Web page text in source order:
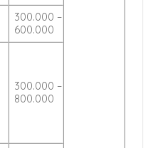
300.000 –
600.000
300.000 –
800.000